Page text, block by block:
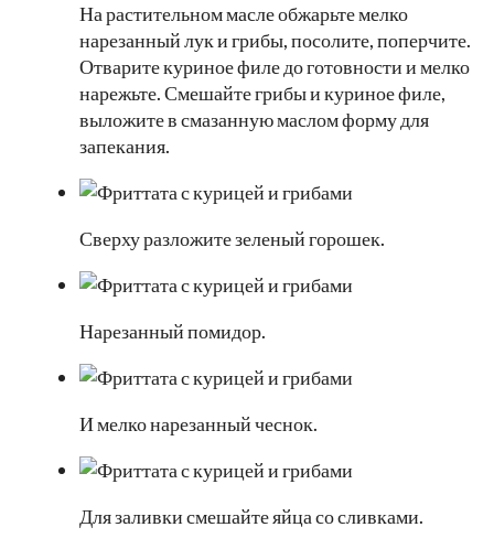
На растительном масле обжарьте мелко
нарезанный лук и грибы, посолите, поперчите.
Отварите куриное филе до готовности и мелко
нарежьте. Смешайте грибы и куриное филе,
выложите в смазанную маслом форму для
запекания.
Сверху разложите зеленый горошек.
Нарезанный помидор.
И мелко нарезанный чеснок.
Для заливки смешайте яйца со сливками.